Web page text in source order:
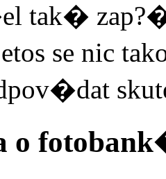
tak�
se nic
o